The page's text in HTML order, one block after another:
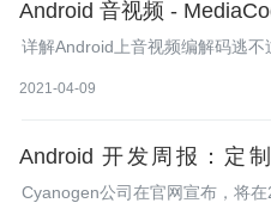
Android 音视频 -
详解Android上音视频编解码逃
2021-04-09
Android 开发周报：定
Android Things 开发初体
Cyanogen公司在官网宣布，将